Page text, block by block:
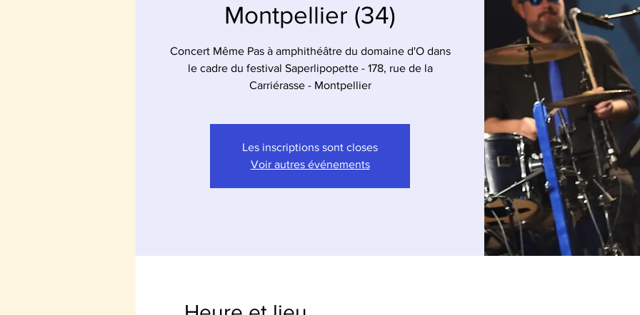
Montpellier (34)
Concert Même Pas à amphithéâtre du domaine d'O dans
le cadre du festival Saperlipopette - 178, rue de la
Carriérasse - Montpellier
Les inscriptions sont closes
Voir autres événements